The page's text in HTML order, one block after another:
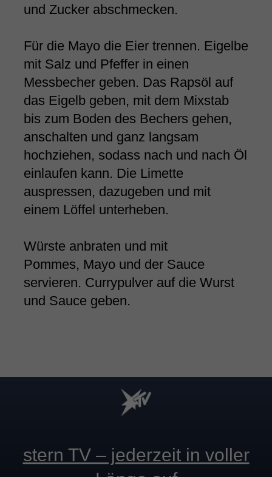
und Zucker abschmecken.
Für die Mayo die Eier trennen. Eigelbe
mit Salz und Pfeffer in einen
Messbecher geben. Das Rapsöl auf
das Eigelb geben, mit dem Mixstab
bis zum Boden des Bechers gehen,
anschalten und ganz langsam
hochziehen, sodass nach und nach Öl
einlaufen kann. Die Limette
auspressen, dazugeben und mit
einem Löffel unterheben.
Würste anbraten und mit
Pommes, Mayo und der Sauce
servieren. Currypulver auf die Wurst
und Sauce geben.
stern TV – jederzeit in voller